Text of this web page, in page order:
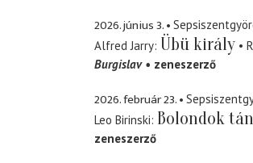
2026. június 3.
Alfred Jarry Übü király
Burgislav
zeneszerző
2026. február 23.
Leo Birinski Bolondok
zeneszerző